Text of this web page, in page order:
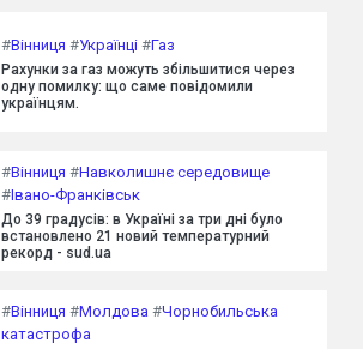
#Вінниця #Українці #Газ
Рахунки за газ можуть збільшитися через
одну помилку: що саме повідомили
українцям.
#Вінниця #Навколишнє середовище
#Івано-Франківськ
До 39 градусів: в Україні за три дні було
встановлено 21 новий температурний
рекорд - sud.ua
#Вінниця #Молдова #Чорнобильська
катастрофа